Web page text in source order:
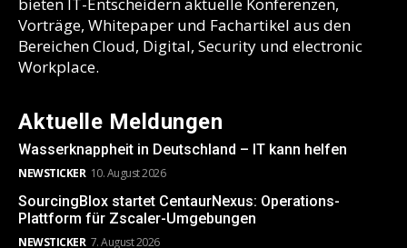
Vorträge, Whitepaper und Fachartikel aus den
Bereichen Cloud, Digital, Security und electronic
Workplace.
Aktuelle Meldungen
Wasserknappheit in Deutschland – IT kann helfen
NEWSTICKER 10. August 2026
SourcingBlox startet CentaurNexus: Operations-
Plattform für Zscaler-Umgebungen
NEWSTICKER 7. August 2026